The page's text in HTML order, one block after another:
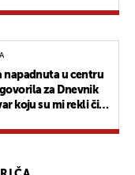
napadnuta u centru
za Dnevnik
koju su mi rekli čini